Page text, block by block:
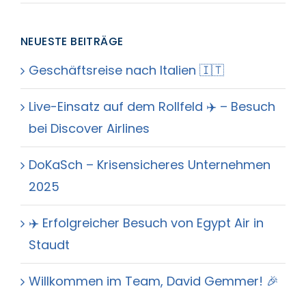
NEUESTE BEITRÄGE
Geschäftsreise nach Italien 🇮🇹
Live-Einsatz auf dem Rollfeld ✈️ – Besuch
bei Discover Airlines
DoKaSch – Krisensicheres Unternehmen
2025
✈️ Erfolgreicher Besuch von Egypt Air in
Staudt
Willkommen im Team, David Gemmer! 🎉